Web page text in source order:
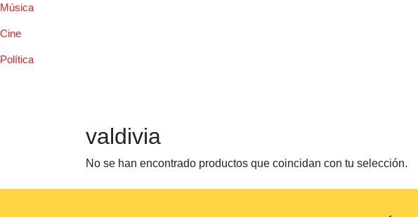
Música
Cine
Política
valdivia
No se han encontrado productos que coincidan con tu selección.